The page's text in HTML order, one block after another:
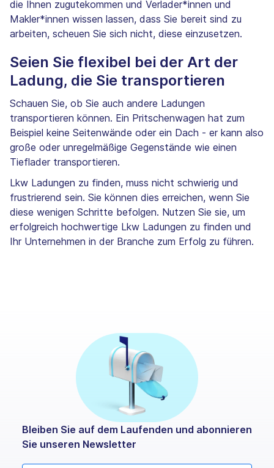
die Ihnen zugutekommen und Verlader*innen und
Makler*innen wissen lassen, dass Sie bereit sind zu
arbeiten, scheuen Sie sich nicht, diese einzusetzen.
Seien Sie flexibel bei der Art der
Ladung, die Sie transportieren
Schauen Sie, ob Sie auch andere Ladungen
transportieren können. Ein Pritschenwagen hat zum
Beispiel keine Seitenwände oder ein Dach - er kann also
große oder unregelmäßige Gegenstände wie einen
Tieflader transportieren.
Lkw Ladungen zu finden, muss nicht schwierig und
frustrierend sein. Sie können dies erreichen, wenn Sie
diese wenigen Schritte befolgen. Nutzen Sie sie, um
erfolgreich hochwertige Lkw Ladungen zu finden und
Ihr Unternehmen in der Branche zum Erfolg zu führen.
Bleiben Sie auf dem Laufenden und abonnieren
Sie unseren Newsletter